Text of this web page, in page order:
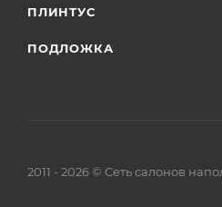
ПЛИНТУС
ПОДЛОЖКА
2011 - 2026 © Сеть салонов